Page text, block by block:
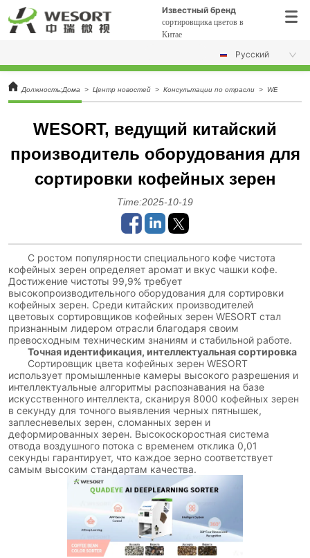
Известный бренд
сортировщика цветов в
Китае
Pусский
Должность:Дома > Центр новостей > Консультации по отрасли > WESORT,
WESORT, ведущий китайский
производитель оборудования для
сортировки кофейных зерен
Time:2025-10-19
С ростом популярности специального кофе чистота
кофейных зерен определяет аромат и вкус чашки кофе.
Достижение чистоты 99,9% требует
высокопроизводительного оборудования для сортировки
кофейных зерен. Среди китайских производителей
цветовых сортировщиков кофейных зерен WESORT стал
признанным лидером отрасли благодаря своим
превосходным техническим знаниям и стабильной работе.
Точная идентификация, интеллектуальная сортировка
Сортировщик цвета кофейных зерен WESORT
использует промышленные камеры высокого разрешения и
интеллектуальные алгоритмы распознавания на базе
искусственного интеллекта, сканируя 8000 кофейных зерен
в секунду для точного выявления черных пятнышек,
заплесневелых зерен, сломанных зерен и
деформированных зерен. Высокоскоростная система
отвода воздушного потока с временем отклика 0,01
секунды гарантирует, что каждое зерно соответствует
самым высоким стандартам качества.